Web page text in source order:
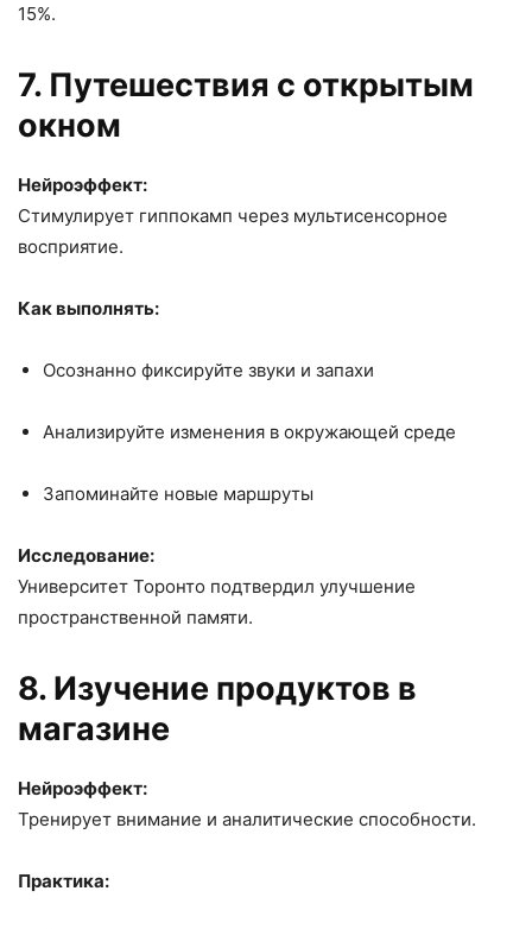
15%.
7. Путешествия с открытым
окном
Нейроэффект:
Стимулирует гиппокамп через мультисенсорное
восприятие.
Как выполнять:
Осознанно фиксируйте звуки и запахи
Анализируйте изменения в окружающей среде
Запоминайте новые маршруты
Исследование:
Университет Торонто подтвердил улучшение
пространственной памяти.
8. Изучение продуктов в
магазине
Нейроэффект:
Тренирует внимание и аналитические способности.
Практика: